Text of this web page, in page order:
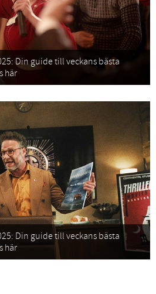
Din guide till veckans bästa
här
Din guide till veckans bästa
här